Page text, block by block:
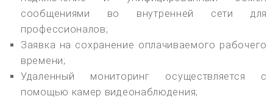
сообщениями во внутренней сети для
профессионалов;
Заявка на сохранение оплачиваемого рабочего
времени;
Удаленный мониторинг осуществляется с
помощью камер видеонаблюдения;